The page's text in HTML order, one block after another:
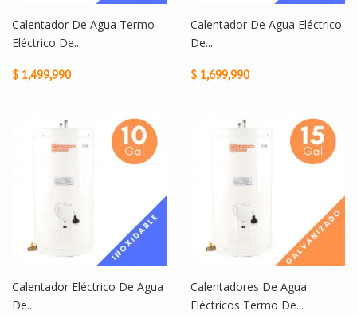
Calentador De Agua Termo
Eléctrico De...
$ 1,499,990
Calentador De Agua Eléctrico
De...
$ 1,699,990
Calentador Eléctrico De Agua
De...
Calentadores De Agua
Eléctricos Termo De...